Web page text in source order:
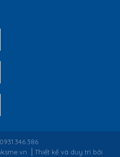
Thiết kế và duy trì bởi